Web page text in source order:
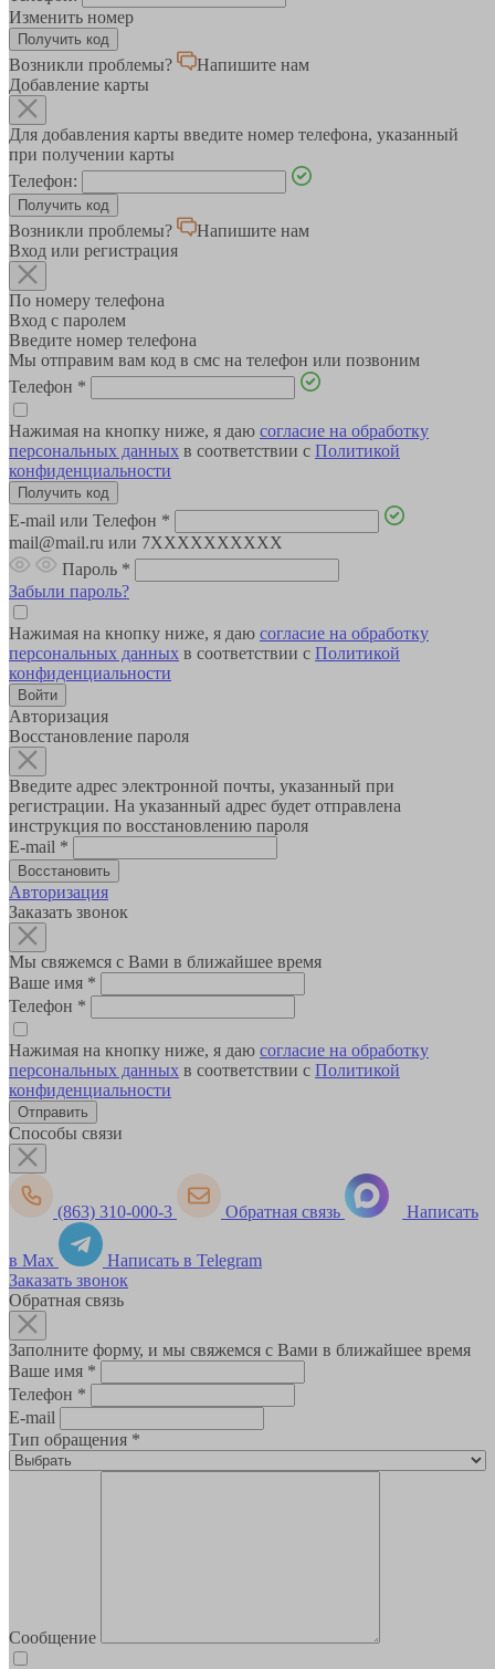
Изменить номер
Возникли проблемы?
Напишите нам
Добавление карты
Для добавления карты введите номер телефона, указанный
при получении карты
Телефон:
Возникли проблемы?
Напишите нам
Вход или регистрация
По номеру телефона
Вход с паролем
Введите номер телефона
Мы отправим вам код в смс на телефон или позвоним
Телефон *
Нажимая на кнопку ниже, я даю согласие на обработку
персональных данных в соответствии с Политикой
конфиденциальности
E-mail или Телефон *
mail@mail.ru или 7XXXXXXXXXX
Пароль *
Забыли пароль?
Нажимая на кнопку ниже, я даю согласие на обработку
персональных данных в соответствии с Политикой
конфиденциальности
Авторизация
Восстановление пароля
Введите адрес электронной почты, указанный при
регистрации. На указанный адрес будет отправлена
инструкция по восстановлению пароля
E-mail *
Авторизация
Заказать звонок
Мы свяжемся с Вами в ближайшее время
Ваше имя *
Телефон *
Нажимая на кнопку ниже, я даю согласие на обработку
персональных данных в соответствии с Политикой
конфиденциальности
Способы связи
(863) 310-000-3 Обратная связь Написать
в Max
Написать в Telegram
Заказать звонок
Обратная связь
Заполните форму, и мы свяжемся с Вами в ближайшее время
Ваше имя *
Телефон *
E-mail
Тип обращения *
Сообщение